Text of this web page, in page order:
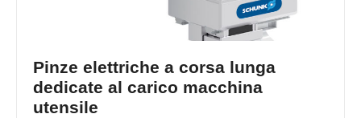
Pinze elettriche a corsa lunga
dedicate al carico macchina
utensile